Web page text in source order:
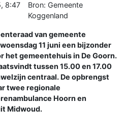
8:47
Bron: Gemeente
Koggenland
van gemeente
11 juni een bijzonder
het gemeentehuis in De Goorn.
tussen 15.00 en 17.00
centraal. De opbrengst
twee regionale
Hoorn en
Midwoud.